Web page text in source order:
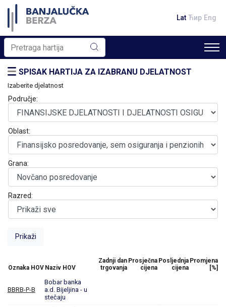
Lat Ћир Eng
SPISAK HARTIJA ZA IZABRANU DJELATNOST
Izaberite djelatnost
Područje:
Oblast:
Grana:
Razred:
Oznaka HOV Naziv HOV
Zadnji dan
trgovanja
Prosječna
cijena
Posljednja
cijena
Promjena
[%]
BBRB-P-B
Bobar banka
a.d. Bijeljina - u
stečaju